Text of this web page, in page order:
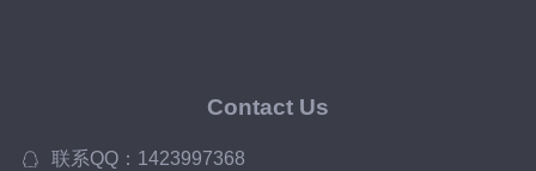
Contact Us
联系QQ：1423997368